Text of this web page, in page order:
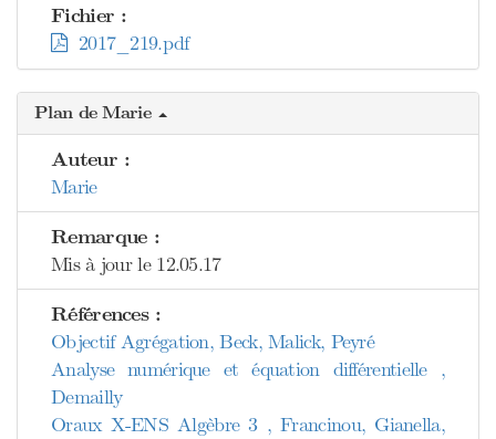
Fichier :
2017_219.pdf
Plan de Marie
Auteur :
Marie
Remarque :
Mis à jour le 12.05.17
Références :
Objectif Agrégation, Beck, Malick, Peyré
Analyse numérique et équation différentielle ,
Demailly
Oraux X-ENS Algèbre 3 , Francinou, Gianella,